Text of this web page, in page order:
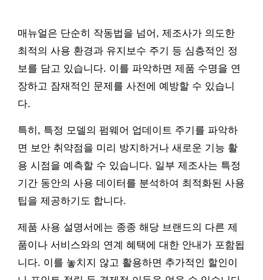
매뉴얼은 단순히 작동법을 넘어, 제조사가 의도한
최적의 사용 환경과 유지보수 주기 등 심층적인 정
보를 담고 있습니다. 이를 파악하면 제품 수명을 연
장하고 잠재적인 문제를 사전에 예방할 수 있습니
다.
특히, 특정 모델의 펌웨어 업데이트 주기를 파악하
면 보안 취약점을 미리 방지하거나 새로운 기능 활
용 시점을 예측할 수 있습니다. 일부 제조사는 특정
기간 동안의 사용 데이터를 분석하여 최적화된 사용
팁을 제공하기도 합니다.
제품 사용 설명서에는 종종 해당 브랜드의 다른 제
품이나 서비스와의 연계 혜택에 대한 안내가 포함됩
니다. 이를 놓치지 않고 활용하면 추가적인 할인이